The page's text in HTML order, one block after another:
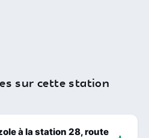
sur cette station
à la station 28, route